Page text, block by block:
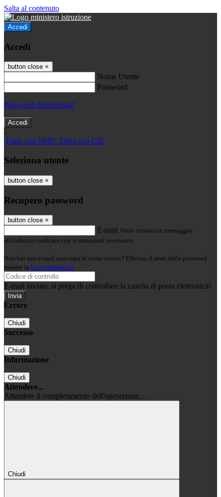
Salta al contenuto
Accedi
Accedi
button close ×
Nome Utente
Password
Password dimenticata?
-
Entra con SPID Entra con CIE
Seleziona utente
button close ×
Recupero password
button close ×
E-mail Verrà inviato un messaggio
all'indirizzo indicato con le istruzioni necessarie.
Non hai una e-mail associata al nome utente? Effettua il reset della password
tramite la Login Spaggiari
E-mail inviata, si prega di controllare la casella di posta elettronica!
Errore
Chiudi
Successo
Chiudi
Informazione
Chiudi
Attendere...
Attendere il completamento dell'operazione...
Chiudi